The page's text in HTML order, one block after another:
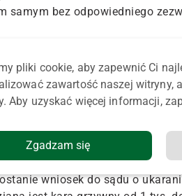
bez odpowiedniego
że 88 obywateli Ukrainy
się przetwórstwem rolno-
z kodeksem postępowania w
niepodjęciu pracy przez 90
wniosek do sądu o
pliki cookie, aby zapewnić Ci
zawartość naszej witryny,
Aby uzyskać więcej informacji,
Zgadzam się